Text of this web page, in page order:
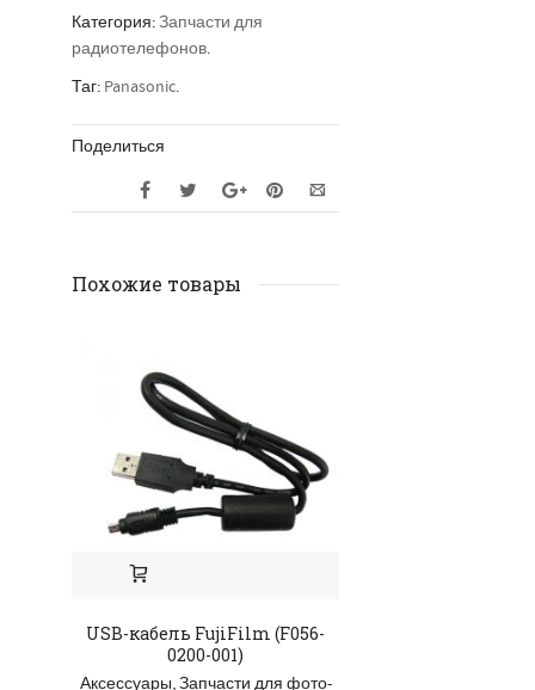
Категория:Запчасти для
радиотелефонов.
Таг: Panasonic.
Поделиться
Похожие товары
USB-кабель FujiFilm (F056-
0200-001)
Аксессуары,Запчасти для фото-